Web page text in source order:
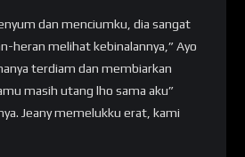
dan menciumku, dia sangat
heran melihat kebinalannya,” Ayo
terdiam dan membiarkan
masih utang lho sama aku”
Jeany memelukku erat, kami